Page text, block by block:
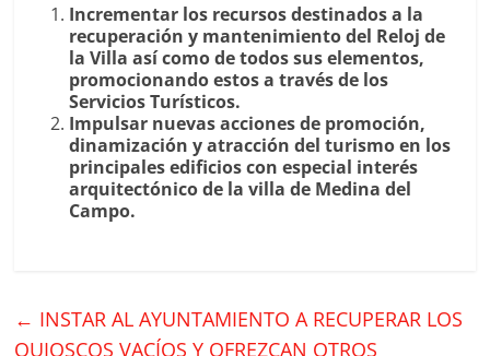
Incrementar los recursos destinados a la
recuperación y mantenimiento del Reloj de
la Villa así como de todos sus elementos,
promocionando estos a través de los
Servicios Turísticos.
Impulsar nuevas acciones de promoción,
dinamización y atracción del turismo en los
principales edificios con especial interés
arquitectónico de la villa de Medina del
Campo.
← INSTAR AL AYUNTAMIENTO A RECUPERAR LOS
QUIOSCOS VACÍOS Y OFREZCAN OTROS